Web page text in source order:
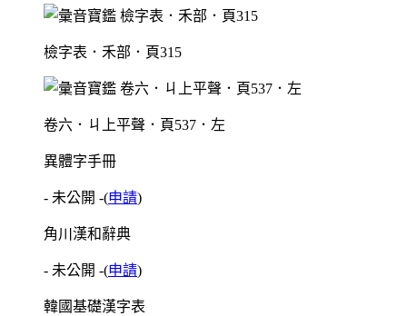
檢字表．禾部．頁315
卷六．ㄐ上平聲．頁537．左
異體字手冊
- 未公開 -(申請)
角川漢和辭典
- 未公開 -(申請)
韓國基礎漢字表